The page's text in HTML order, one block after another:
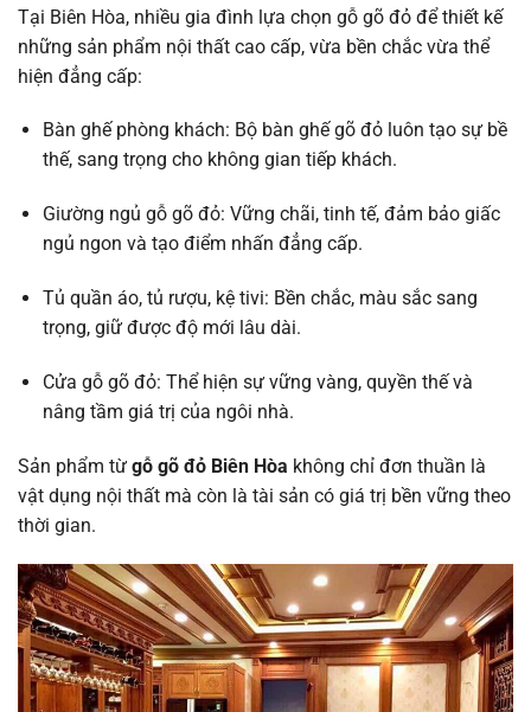
Tại Biên Hòa, nhiều gia đình lựa chọn gỗ gõ đỏ để thiết kế
những sản phẩm nội thất cao cấp, vừa bền chắc vừa thể
hiện đẳng cấp:
Bàn ghế phòng khách: Bộ bàn ghế gõ đỏ luôn tạo sự bề
thế, sang trọng cho không gian tiếp khách.
Giường ngủ gỗ gõ đỏ: Vững chãi, tinh tế, đảm bảo giấc
ngủ ngon và tạo điểm nhấn đẳng cấp.
Tủ quần áo, tủ rượu, kệ tivi: Bền chắc, màu sắc sang
trọng, giữ được độ mới lâu dài.
Cửa gỗ gõ đỏ: Thể hiện sự vững vàng, quyền thế và
nâng tầm giá trị của ngôi nhà.
Sản phẩm từ gỗ gõ đỏ Biên Hòa không chỉ đơn thuần là
vật dụng nội thất mà còn là tài sản có giá trị bền vững theo
thời gian.